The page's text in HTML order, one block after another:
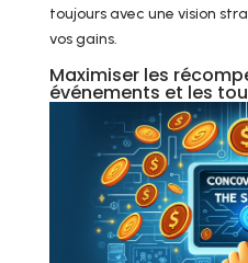
toujours avec une vision
vos gains.
Maximiser les
événements et les